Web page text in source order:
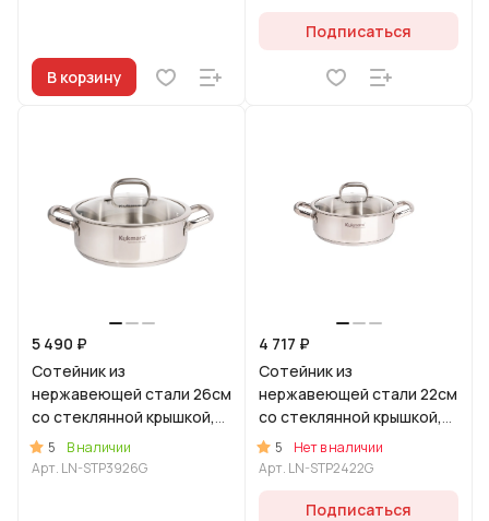
В корзину
Подписаться
5 490 ₽
Сотейник из
нержавеющей стали 26см
со стеклянной крышкой,
линия "Леон"
5
В наличии
Арт. LN-STP3926G
4 717 ₽
Сотейник из
нержавеющей стали 22см
со стеклянной крышкой,
линия "Леон"
5
Нет в наличии
Арт. LN-STP2422G
Подписаться